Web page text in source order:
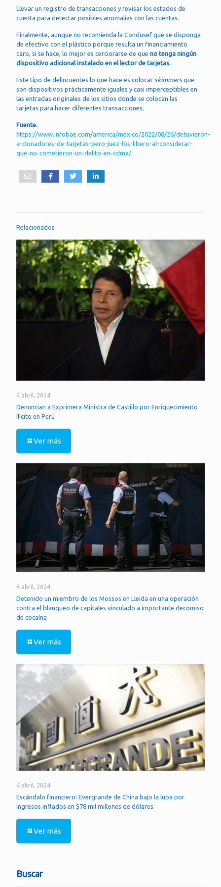
Llevar un registro de transacciones y revisar los estados de
cuenta para detectar posibles anomalías con las cuentas.
Finalmente, aunque no recomienda la Condusef que se disponga
de efectivo con el plástico porque resulta un financiamiento
caro, si se hace, lo mejor es cerciorarse de que no tenga ningún
dispositivo adicional instalado en el lector de tarjetas.
Este tipo de delincuentes lo que hace es colocar skimmersque
son dispositivos prácticamente iguales y casi imperceptibles en
las entradas originales de los sitios donde se colocan las
tarjetas para hacer diferentes transacciones.
Fuente.
https://www.infobae.com/america/mexico/2022/08/26/detuvieron-
a-clonadores-de-tarjetas-pero-juez-los-libero-al-considerar-
que-no-cometieron-un-delito-en-cdmx/
Relacionados
4 abril, 2024
Denuncian a Exprimera Ministra de Castillo por Enriquecimiento
Ilícito en Perú
Ver más
4 abril, 2024
Detenido un miembro de los Mossos en Lleida en una operación
contra el blanqueo de capitales vinculado a importante decomiso
de cocaína
Ver más
4 abril, 2024
Escándalo financiero: Evergrande de China bajo la lupa por
ingresos inflados en $78 mil millones de dólares
Ver más
Buscar